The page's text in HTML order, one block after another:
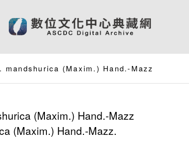
mandshurica (Maxim.) Hand.-Mazz
(Maxim.) Hand.-Mazz
(Maxim.) Hand.-Mazz.